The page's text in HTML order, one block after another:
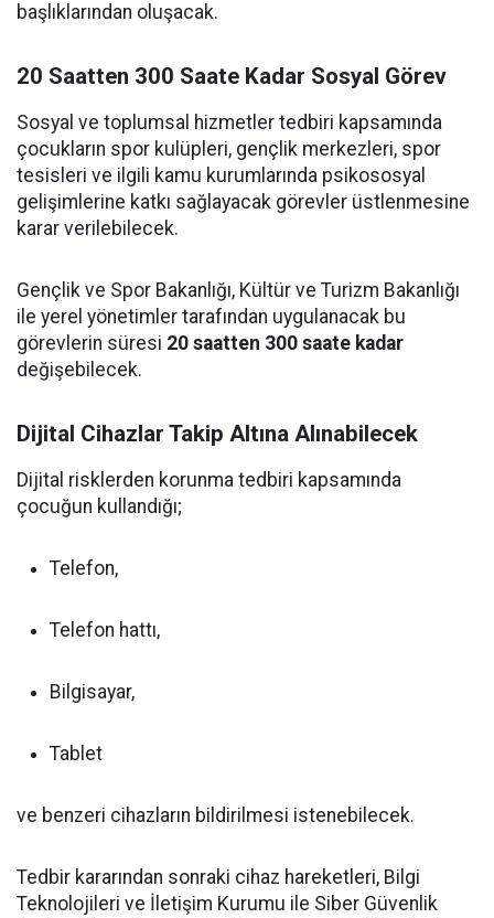
başlıklarından oluşacak.
20 Saatten 300 Saate Kadar Sosyal Görev
Sosyal ve toplumsal hizmetler tedbiri kapsamında
çocukların spor kulüpleri, gençlik merkezleri, spor
tesisleri ve ilgili kamu kurumlarında psikososyal
gelişimlerine katkı sağlayacak görevler üstlenmesine
karar verilebilecek.
Gençlik ve Spor Bakanlığı, Kültür ve Turizm Bakanlığı
ile yerel yönetimler tarafından uygulanacak bu
görevlerin süresi 20 saatten 300 saate kadar
değişebilecek.
Dijital Cihazlar Takip Altına Alınabilecek
Dijital risklerden korunma tedbiri kapsamında
çocuğun kullandığı;
Telefon,
Telefon hattı,
Bilgisayar,
Tablet
ve benzeri cihazların bildirilmesi istenebilecek.
Tedbir kararından sonraki cihaz hareketleri, Bilgi
Teknolojileri ve İletişim Kurumu ile Siber Güvenlik